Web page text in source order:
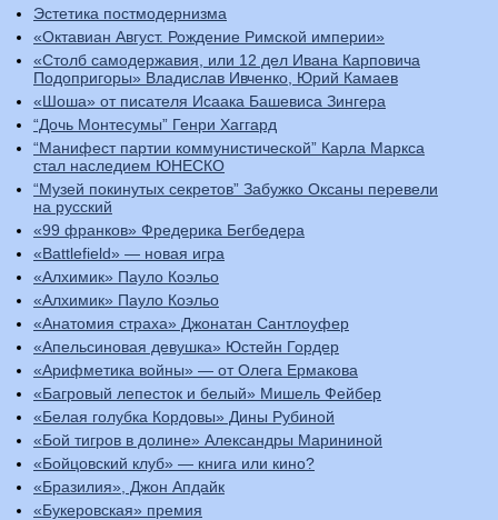
Эстетика постмодернизма
«Октавиан Август. Рождение Римской империи»
«Столб самодержавия, или 12 дел Ивана Карповича
Подопригоры» Владислав Ивченко, Юрий Камаев
«Шоша» от писателя Исаака Башевиса Зингера
“Дочь Монтесумы” Генри Хаггард
“Манифест партии коммунистической” Карла Маркса
стал наследием ЮНЕСКО
“Музей покинутых секретов” Забужко Оксаны перевели
на русский
«99 франков» Фредерика Бегбедера
«Battlefield» — новая игра
«Алхимик» Пауло Коэльо
«Алхимик» Пауло Коэльо
«Анатомия страха» Джонатан Сантлоуфер
«Апельсиновая девушка» Юстейн Гордер
«Арифметика войны» — от Олега Ермакова
«Багровый лепесток и белый» Мишель Фейбер
«Белая голубка Кордовы» Дины Рубиной
«Бой тигров в долине» Александры Марининой
«Бойцовский клуб» — книга или кино?
«Бразилия», Джон Апдайк
«Букеровская» премия